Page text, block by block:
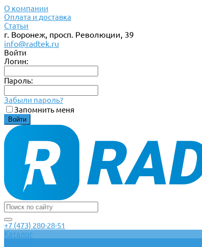
О компании
Оплата и доставка
Статьи
г. Воронеж, просп. Революции, 39
info@radtek.ru
Войти
Логин:
Пароль:
Забыли пароль?
Запомнить меня
+7 (473) 280-28-51
Каталог